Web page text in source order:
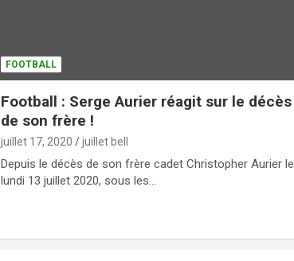
FOOTBALL
Football : Serge Aurier réagit sur le décès
de son frère !
juillet 17, 2020 juillet bell
Depuis le décès de son frère cadet Christopher Aurier le
lundi 13 juillet 2020, sous les…